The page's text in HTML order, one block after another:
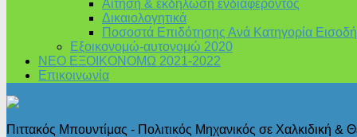
Αίτηση & εκδήλωση ενδιαφέροντος
Δικαιολογητικά
Ποσοστά Επιδότησης Ανά Κατηγορία
Εξοικονομώ-αυτονομώ 2020
ΝΕΟ ΕΞΟΙΚΟΝΟΜΩ 2021-2022
Επικοινωνία
Πιττακός Μπουντίμας - Πολιτικός Μηχανικός σε Χαλκιδική &